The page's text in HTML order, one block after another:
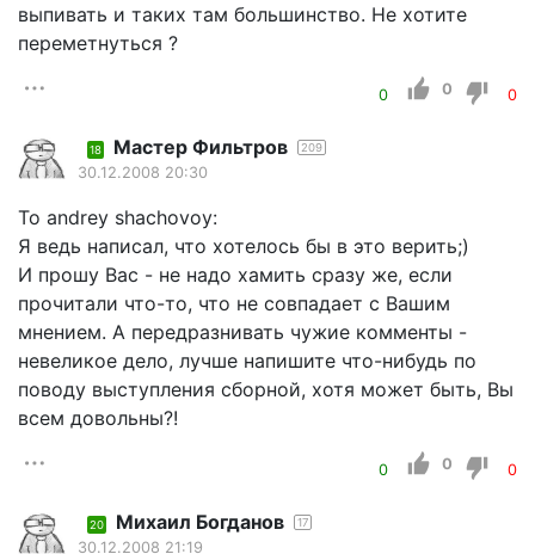
выпивать и таких там большинство. Не хотите
переметнуться ?
0 0 0
18 Мастер Фильтров 209
30.12.2008 20:30
To andrey shachovoy:
Я ведь написал, что хотелось бы в это верить;)
И прошу Вас - не надо хамить сразу же, если
прочитали что-то, что не совпадает с Вашим
мнением. А передразнивать чужие комменты -
невеликое дело, лучше напишите что-нибудь по
поводу выступления сборной, хотя может быть, Вы
всем довольны?!
0 0 0
20 Михаил Богданов 17
30.12.2008 21:19